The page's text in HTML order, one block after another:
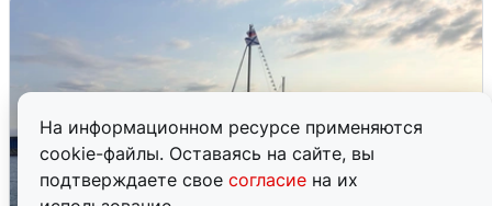
На информационном ресурсе применяются
cookie-файлы. Оставаясь на сайте, вы
подтверждаете свое согласие на их